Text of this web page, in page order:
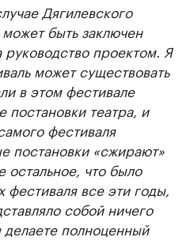
Дягилевского
быть заключен
руководство проектом. Я
может существовать
в этом фестивале
театра, и
фестиваля
постановки «сжирают»
остальное, что было
фестиваля все эти годы,
собой ничего
полноценный